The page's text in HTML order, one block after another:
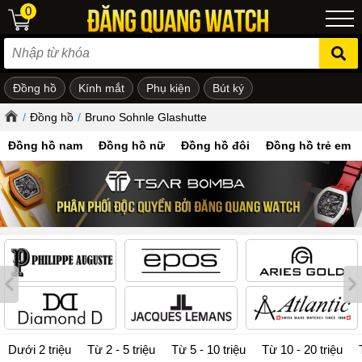
em
0
Đồng hồ Kính mắt Phụ kiện Bút ký
/ Đồng hồ / Bruno Sohnle Glashutte
Đồng hồ nam Đồng hồ nữ Đồng hồ đôi Đồng hồ trẻ em
Dưới 2 triệu Từ 2 - 5 triệu Từ 5 - 10 triệu Từ 10 - 20 triệu